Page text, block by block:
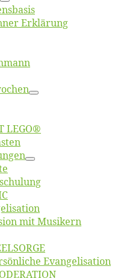
Erklärung
LEGO®
mit Musikern
Evangelisation